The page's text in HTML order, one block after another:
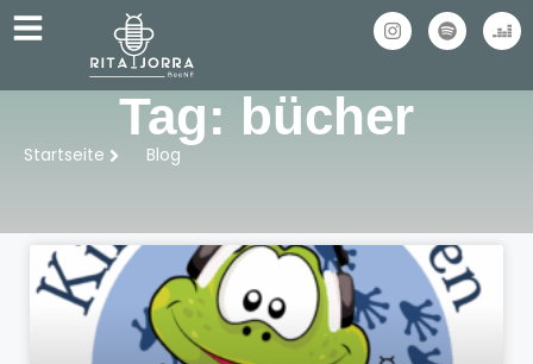
Tag: bücher
Startseite Blog